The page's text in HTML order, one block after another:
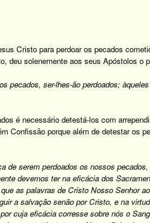
Cristo para perdoar os pecados
deu solenemente aos seus Apóstolos o
pecados, ser-lhes-ão perdoados;
é necessário detestá-los com
Confissão porque além de detestar os
de serem perdoados os nossos
devemos ter na eficácia dos
as palavras de Cristo Nosso Senhor
a salvação senão por Cristo, e na
cuja eficácia corresse sobre nós o